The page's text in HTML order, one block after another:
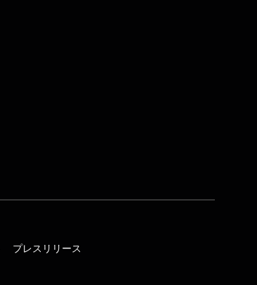
プレスリリース